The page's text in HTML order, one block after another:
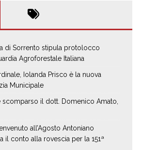
di Sorrento stipula protolocco
Agroforestale Italiana
Iolanda Prisco è la nuova
Municipale
scomparso il dott. Domenico Amato,
all’Agosto Antoniano
il conto alla rovescia per la 151ª